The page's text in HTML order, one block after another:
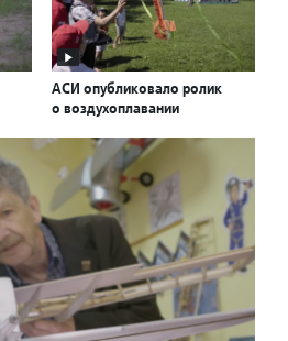
АСИ опубликовало ролик
о воздухоплавании